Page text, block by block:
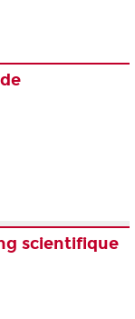
scientifique